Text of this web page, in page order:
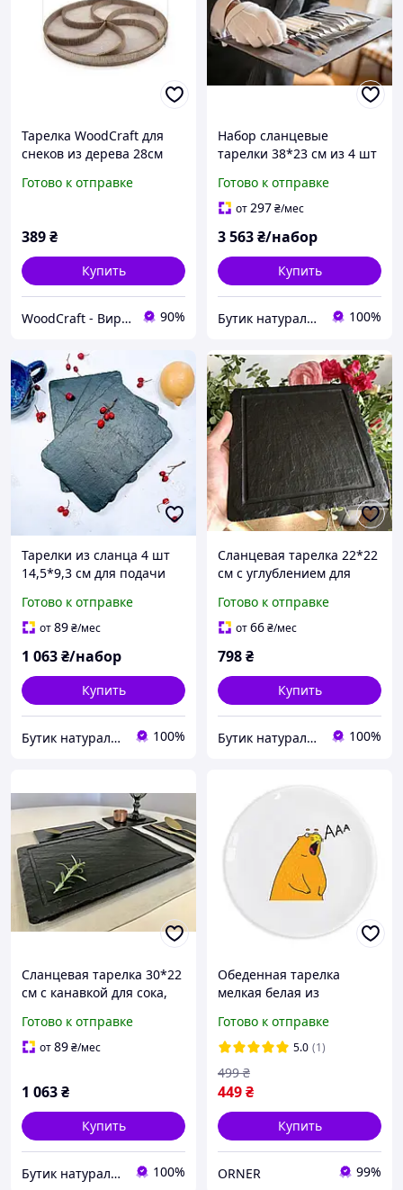
Тарелка WoodCraft для
снеков из дерева 28см
Готово к отправке
389₴
Купить
WoodCraft - Вироби з дерева 90%
Набор сланцевые
тарелки 38*23 см из 4 шт
Готово к отправке
от297₴/мес
3 563₴/набор
Купить
Бутик натурального сланца. Производитель сланцевой посуды в Украине 100%
Тарелки из сланца 4 шт
14,5*9,3 см для подачи
Готово к отправке
от89₴/мес
1 063₴/набор
Купить
Бутик натурального сланца. Производитель сланцевой посуды в Украине 100%
Сланцевая тарелка 22*22
см с углублением для
Готово к отправке
от66₴/мес
798₴
Купить
Бутик натурального сланца. Производитель сланцевой посуды в Украине 100%
Сланцевая тарелка 30*22
см с канавкой для сока,
Готово к отправке
от89₴/мес
1 063₴
Купить
Бутик натурального сланца. Производитель сланцевой посуды в Украине 100%
Обеденная тарелка
мелкая белая из
принтом круглая «Сурок
ААА» / Тарелки для дома
Готово к отправке
5.0 (1)
449₴
499 ₴
Купить
ORNER 99%